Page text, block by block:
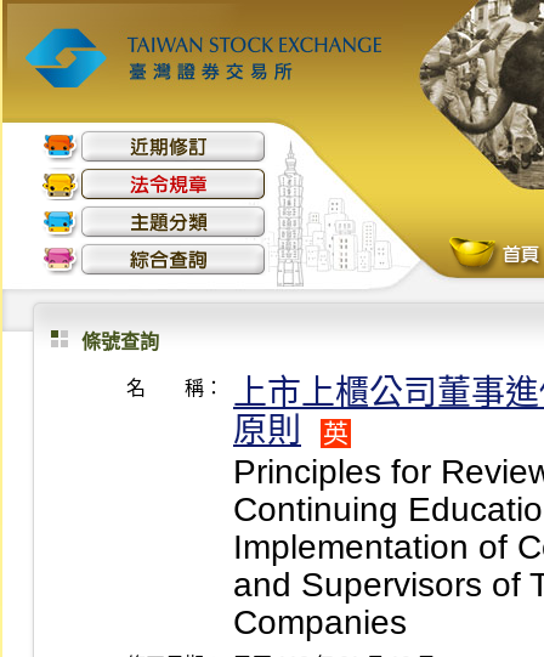
條號查詢
名 稱：
上市上櫃公司董事
原則
英
Principles for
Continuing
Implementation of
and Supervisors of
Companies